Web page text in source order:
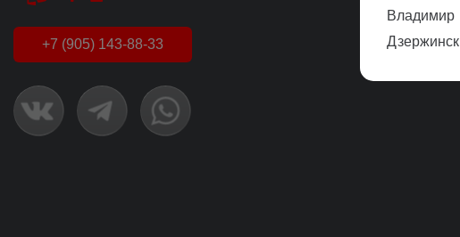
+7 (905) 143-88-33
Каталог
Владимир
Дзержинск